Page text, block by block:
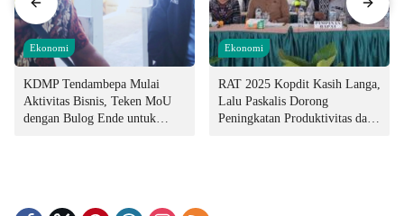
Ekonomi
KDMP Tendambepa Mulai
Aktivitas Bisnis, Teken MoU
dengan Bulog Ende untuk
Ekonomi
RAT 2025 Kopdit Kasih Langa,
Lalu Paskalis Dorong
Peningkatan Produktivitas dan